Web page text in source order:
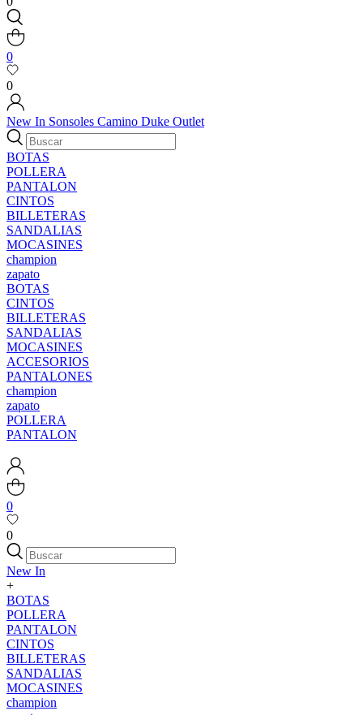
0
0
New In Sonsoles Camino Duke Outlet
BOTAS
POLLERA
PANTALON
CINTOS
BILLETERAS
SANDALIAS
MOCASINES
champion
zapato
BOTAS
CINTOS
BILLETERAS
SANDALIAS
MOCASINES
ACCESORIOS
PANTALONES
champion
zapato
POLLERA
PANTALON
0
0
New In
+
BOTAS
POLLERA
PANTALON
CINTOS
BILLETERAS
SANDALIAS
MOCASINES
champion